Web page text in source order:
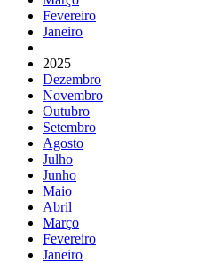
Fevereiro
Janeiro
2025
Dezembro
Novembro
Outubro
Setembro
Agosto
Julho
Junho
Maio
Abril
Março
Fevereiro
Janeiro